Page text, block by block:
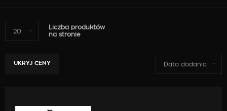
20
Liczba produktów
na stronie
UKRYJ CENY Data dodania